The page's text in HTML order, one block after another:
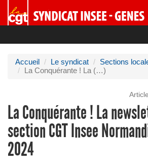
Accueil Le syndicat Sections
La Conquérante ! La (…)
La Conquérante ! La
section CGT Insee
2024